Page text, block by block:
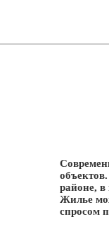
районе, в
Жилье
спросом